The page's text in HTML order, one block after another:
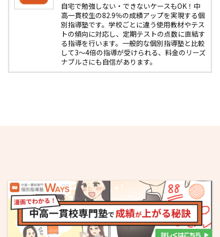
自宅で勉強しない・できないケースもOK！中
高一貫校生の82.9％の成績アップを実現する個
別指導塾です。学校ごとに違う使用教材やテス
トの傾向に対応し、定期テストの点数に直結す
る指導を行います。一般的な個別指導塾と比較
して3〜4倍の指導が受けられる、料金のリーズ
ナブルさにも自信があります。